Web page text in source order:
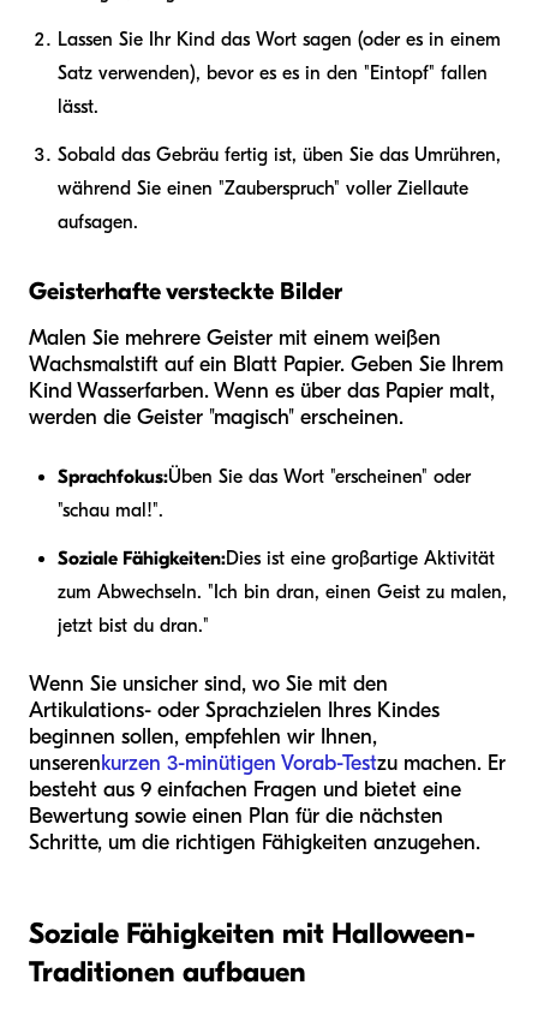
Lassen Sie Ihr Kind das Wort sagen (oder es in einem
Satz verwenden), bevor es es in den "Eintopf" fallen
lässt.
Sobald das Gebräu fertig ist, üben Sie das Umrühren,
während Sie einen "Zauberspruch" voller Ziellaute
aufsagen.
Geisterhafte versteckte Bilder
Malen Sie mehrere Geister mit einem weißen
Wachsmalstift auf ein Blatt Papier. Geben Sie Ihrem
Kind Wasserfarben. Wenn es über das Papier malt,
werden die Geister "magisch" erscheinen.
Sprachfokus:Üben Sie das Wort "erscheinen" oder
"schau mal!".
Soziale Fähigkeiten:Dies ist eine großartige Aktivität
zum Abwechseln. "Ich bin dran, einen Geist zu malen,
jetzt bist du dran."
Wenn Sie unsicher sind, wo Sie mit den
Artikulations- oder Sprachzielen Ihres Kindes
beginnen sollen, empfehlen wir Ihnen,
unserenkurzen 3-minütigen Vorab-Testzu machen. Er
besteht aus 9 einfachen Fragen und bietet eine
Bewertung sowie einen Plan für die nächsten
Schritte, um die richtigen Fähigkeiten anzugehen.
Soziale Fähigkeiten mit Halloween-
Traditionen aufbauen